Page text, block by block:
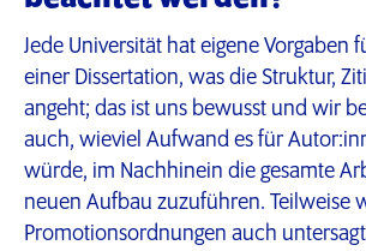
Jede Universität hat eigene Vorgaben
einer Dissertation, was die Struktur,
angeht; das ist uns bewusst und wir
auch, wieviel Aufwand es für
würde, im Nachhinein die gesamte
neuen Aufbau zuzuführen. Teilweise
Promotionsordnungen auch